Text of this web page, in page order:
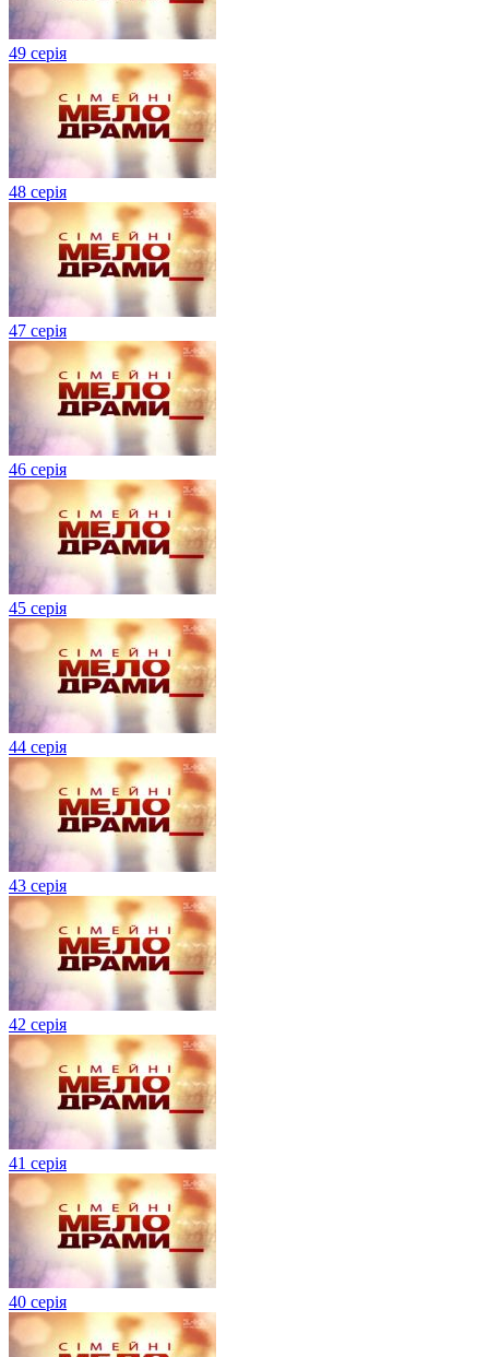
49 серія
48 серія
47 серія
46 серія
45 серія
44 серія
43 серія
42 серія
41 серія
40 серія